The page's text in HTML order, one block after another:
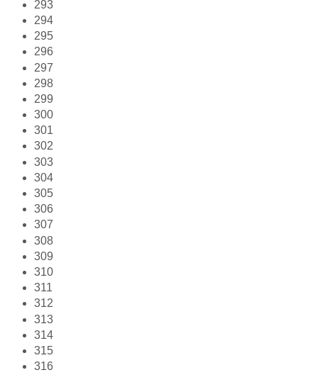
293
294
295
296
297
298
299
300
301
302
303
304
305
306
307
308
309
310
311
312
313
314
315
316